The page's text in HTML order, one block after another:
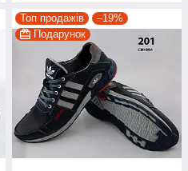
Топ продажів
–19%
Подарунок